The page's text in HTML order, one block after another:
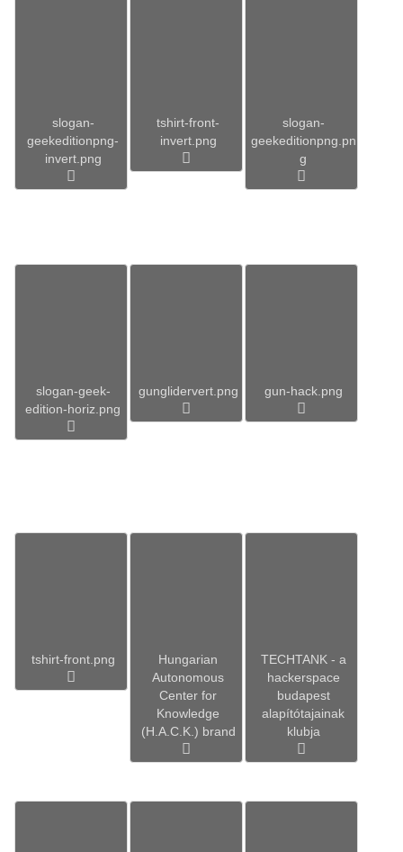
slogan-
geekeditionpng-
invert.png
tshirt-front-
invert.png
slogan-
geekeditionpng.pn
g
slogan-geek-
edition-horiz.png
gunglidervert.png gun-hack.png
tshirt-front.png
Hungarian
Autonomous
Center for
Knowledge
(H.A.C.K.) brand
TECHTANK - a
hackerspace
budapest
alapítótajainak
klubja